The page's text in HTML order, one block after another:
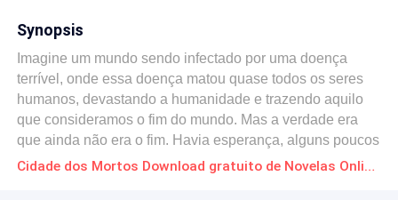
Synopsis
Imagine um mundo sendo infectado por uma doença
terrível, onde essa doença matou quase todos os seres
humanos, devastando a humanidade e trazendo aquilo
que consideramos o fim do mundo. Mas a verdade era
que ainda não era o fim. Havia esperança, alguns poucos
humanos que sobreviveram conseguiram uma cura,
Cidade dos Mortos Download gratuito de Novelas Online em PDF